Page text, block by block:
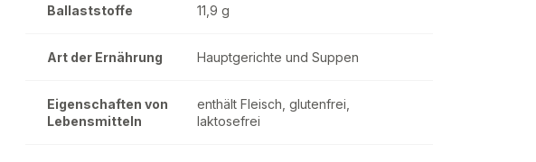
Ballaststoffe 11,9 g
Art der Ernährung Hauptgerichte und Suppen
Eigenschaften von
Lebensmitteln
enthält Fleisch, glutenfrei,
laktosefrei